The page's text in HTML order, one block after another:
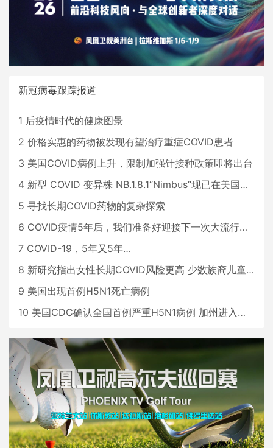
新冠病毒跟踪报道
1 后疫情时代的健康图景
2 价格实惠的药物被发现有望治疗重症COVID患者
3 美国COVID病例上升，限制加强针接种政策即将出台
4 新型 COVID 变异株 NB.1.8.1“Nimbus”现已在美国占据主导地位
5 寻找长期COVID药物的复杂探索
6 COVID疫情5年后，我们准备好迎接下一次大流行了吗？
7 COVID-19，5年又5年…
8 新研究指出女性长期COVID风险更高 少数族裔儿童存在差异
9 美国出现首例H5N1死亡病例
10 美国CDC确认全国首例严重H5N1病例 加州进入紧急状态